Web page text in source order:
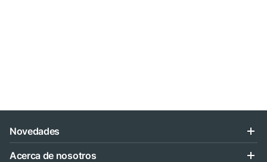
Novedades
Acerca de nosotros